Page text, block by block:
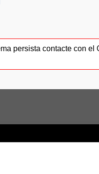
persista contacte con